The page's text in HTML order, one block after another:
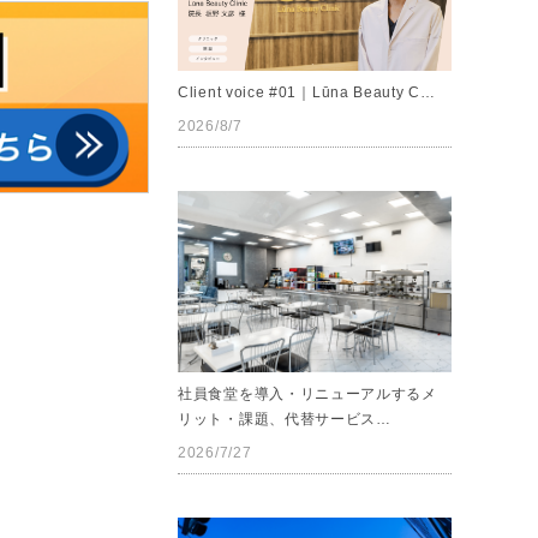
Client voice #01｜Lūna Beauty C…
2026/8/7
社員食堂を導入・リニューアルするメ
リット・課題、代替サービス…
2026/7/27